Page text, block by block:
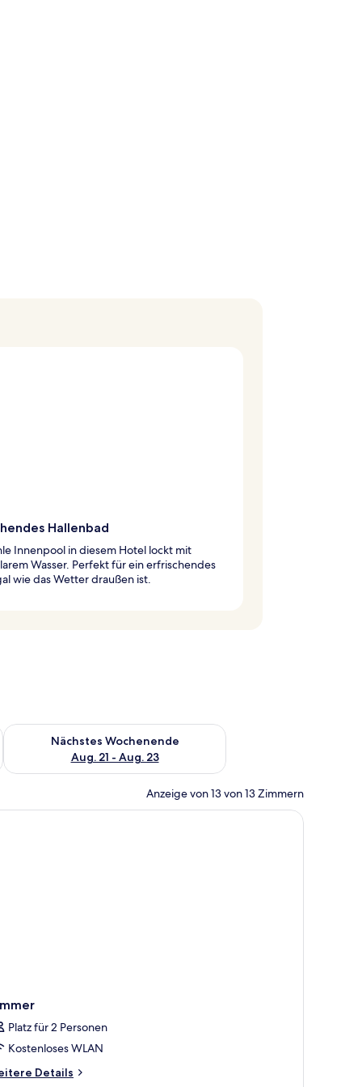
Hallenbad
Innenpool in diesem Hotel lockt mit
Wasser. Perfekt für ein erfrischendes
wie das Wetter draußen ist.
Aug. 14 - Aug. 16.
Nächstes Wochenende
Aug. 21 - Aug. 23
Überprüfe die Verfügbarkeit für nächstes Wochenende, Aug.
Anzeige von 13 von 13 Zimmern
Spiegel, zwei Waschbecken, einer Badewanne und einer Duschkabine aus
Platz für 2 Personen
Kostenloses WLAN
Details